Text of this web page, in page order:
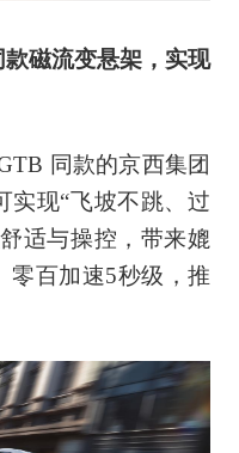
磁流变悬架，实现
同款的京西集团
实现“飞坡不跳、过
适与操控，带来媲
零百加速5秒级，推